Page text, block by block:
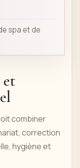
spa et de
et
combiner
correction
hygiène et